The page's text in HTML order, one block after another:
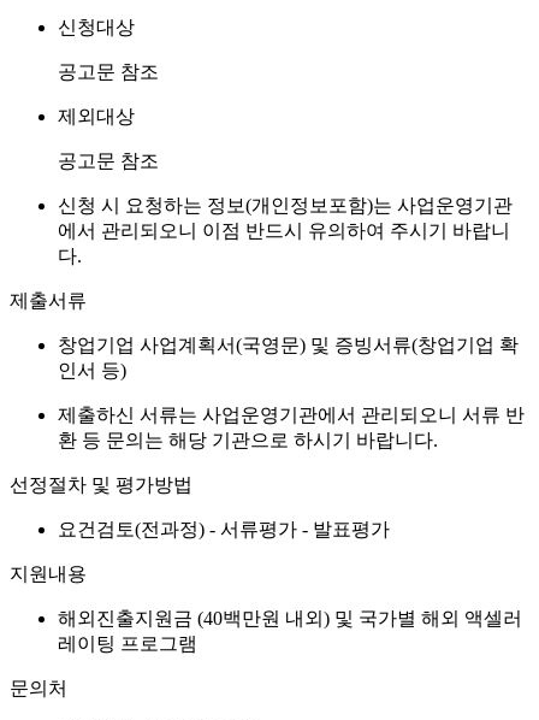
신청대상
공고문 참조
제외대상
공고문 참조
신청 시 요청하는 정보(개인정보포함)는 사업운영기관
에서 관리되오니 이점 반드시 유의하여 주시기 바랍니
다.
제출서류
창업기업 사업계획서(국영문) 및 증빙서류(창업기업 확
인서 등)
제출하신 서류는 사업운영기관에서 관리되오니 서류 반
환 등 문의는 해당 기관으로 하시기 바랍니다.
선정절차 및 평가방법
요건검토(전과정) - 서류평가 - 발표평가
지원내용
해외진출지원금 (40백만원 내외) 및 국가별 해외 액셀러
레이팅 프로그램
문의처